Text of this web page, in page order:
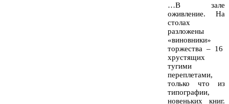
…В зале
оживление. На
столах
разложены
«виновники»
торжества – 16
хрустящих
тугими
переплетами,
только что из
типографии,
новеньких книг.